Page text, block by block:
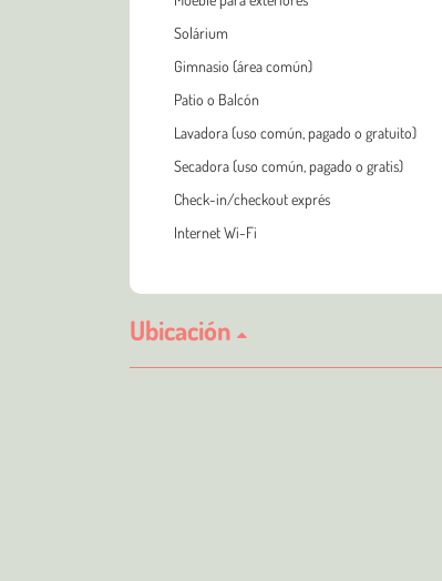
Solárium
Gimnasio (área común)
Patio o Balcón
Lavadora (uso común, pagado o gratuito)
Secadora (uso común, pagado o gratis)
Check-in/checkout exprés
Internet Wi-Fi
Ubicación